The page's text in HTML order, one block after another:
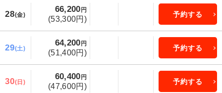
28(金)
66,200 円
(53,300円)
予約する
29(土)
64,200 円
(51,400円)
予約する
30(日)
60,400 円
(47,600円)
予約する